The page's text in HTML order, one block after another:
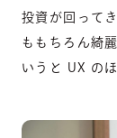
投資が回って
ももちろん綺
いうと UX の